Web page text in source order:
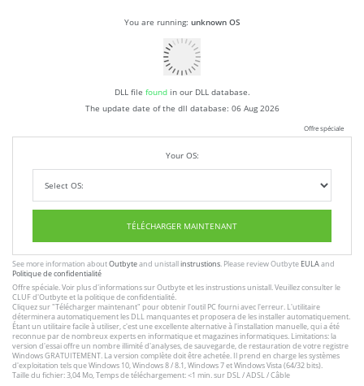
You are running: unknown OS
DLL file foundin our DLL database.
The update date of the dll database: 06 Aug 2026
Offre spéciale
Your OS:
TÉLÉCHARGER MAINTENANT
See more information aboutOutbyteand unistallinstrustions. Please review Outbyte EULAand
Politique de confidentialité
Offre spéciale. Voir plus d'informations surOutbyteet lesinstrustions unistall. Veuillez consulter le
CLUFd'Outbyte etla politique de confidentialité.
Cliquez sur"Télécharger maintenant" pour obtenir l'outil PC fourni avec l'erreur. L'utilitaire
déterminera automatiquement les DLL manquantes et proposera de les installer automatiquement.
Étant un utilitaire facile à utiliser, c'est une excellente alternative à l'installation manuelle, qui a été
reconnue par de nombreux experts en informatique et magazines informatiques. Limitations: la
version d'essai offre un nombre illimité d'analyses, de sauvegarde, de restauration de votre registre
Windows GRATUITEMENT. La version complète doit être achetée. Il prend en charge les systèmes
d'exploitation tels que Windows 10, Windows 8 / 8.1, Windows 7 et Windows Vista (64/32 bits).
Taille du fichier: 3,04 Mo, Temps de téléchargement: <1 min. sur DSL / ADSL / Câble